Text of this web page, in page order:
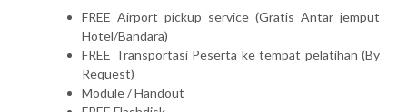
FREE Airport pickup service (Gratis Antar jemput
Hotel/Bandara)
FREE Transportasi Peserta ke tempat pelatihan (By
Request)
Module / Handout